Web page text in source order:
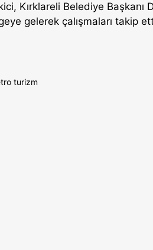
Kırklareli Belediye
gelerek çalışmaları takip
turizm